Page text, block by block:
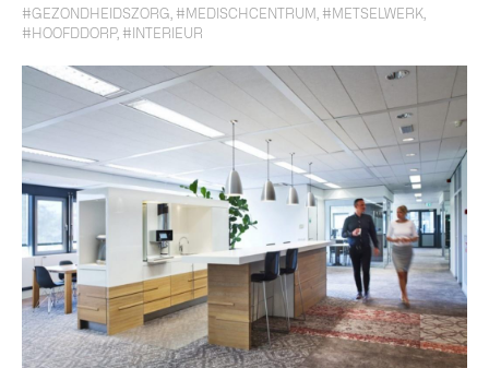
#GEZONDHEIDSZORG #MEDISCHCENTRUM #METSELWERK
#HOOFDDORP, #INTERIEUR